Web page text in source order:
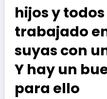
hijos y
trabajado
suyas con
Y hay un
para ello